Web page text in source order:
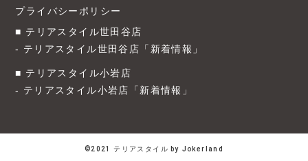
プライバシーポリシー
テリアスタイル世田谷店
テリアスタイル世田谷店「新着情報」
テリアスタイル小岩店
テリアスタイル小岩店「新着情報」
©2021 テリアスタイル by Jokerland